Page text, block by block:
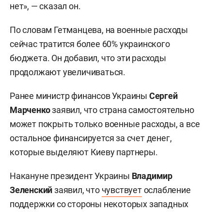
нет», — сказал он.
По словам Гетманцева, на военные расходы
сейчас тратится более 60% украинского
бюджета. Он добавил, что эти расходы
продолжают увеличиваться.
Ранее министр финансов Украины Сергей
Марченкозаявил, что страна самостоятельно
может покрыть только военные расходы, а все
остальное финансируется за счет денег,
которые выделяют Киеву партнеры.
Накануне президент Украины Владимир
Зеленскийзаявил, что чувствуетослабление
поддержки со стороны некоторых западных